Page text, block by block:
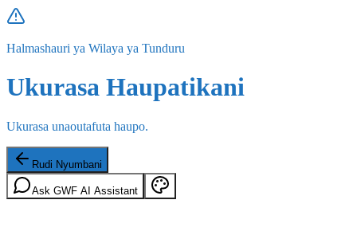
Halmashauri ya Wilaya ya Tunduru
Ukurasa Haupatikani
Ukurasa unaoutafuta haupo.
Rudi Nyumbani
Ask GWF AI Assistant